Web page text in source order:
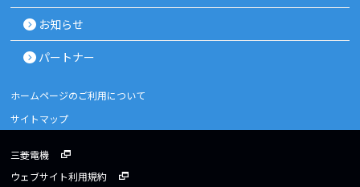
お知らせ
パートナー
ホームページのご利用について
サイトマップ
三菱電機
ウェブサイト利用規約